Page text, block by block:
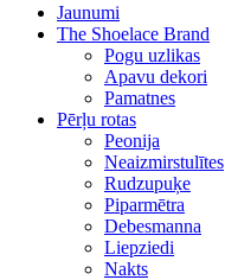
Jaunumi
The Shoelace Brand
Pogu uzlikas
Apavu dekori
Pamatnes
Pērļu rotas
Peonija
Neaizmirstulītes
Rudzupuķe
Piparmētra
Debesmanna
Liepziedi
Nakts